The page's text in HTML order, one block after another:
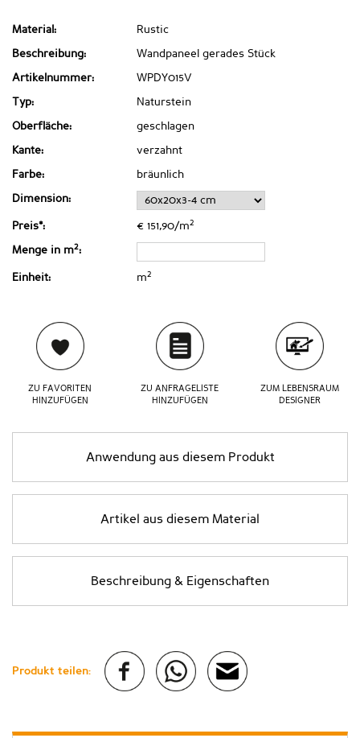
Material: Rustic
Beschreibung: Wandpaneel gerades Stück
Artikelnummer: WPDY015V
Typ: Naturstein
Oberfläche: geschlagen
Kante: verzahnt
Farbe: bräunlich
Dimension:
Preis*: € 151,90/m2
Menge in m2:
Einheit: m2
ZU FAVORITEN
HINZUFÜGEN
ZU ANFRAGELISTE
HINZUFÜGEN
ZUM LEBENSRAUM
DESIGNER
Anwendung aus diesem Produkt
Artikel aus diesem Material
Beschreibung & Eigenschaften
Produkt teilen: